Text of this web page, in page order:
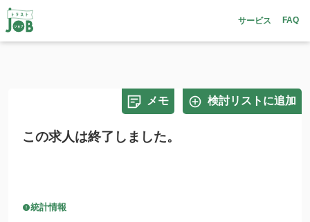
サービス FAQ
メモ 検討リストに追加
この求人は終了しました。
統計情報